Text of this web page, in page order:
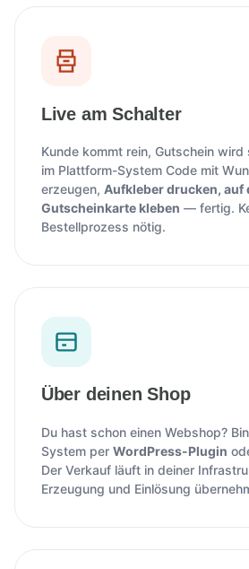
Live am Schalter
Kunde kommt rein, Gutschein
im Plattform-System Code mit
erzeugen, Aufkleber drucken, auf
Gutscheinkarte kleben — fertig.
Bestellprozess nötig.
Über deinen Shop
Du hast schon einen Webshop?
System per WordPress-Plugin
Der Verkauf läuft in deiner
Erzeugung und Einlösung